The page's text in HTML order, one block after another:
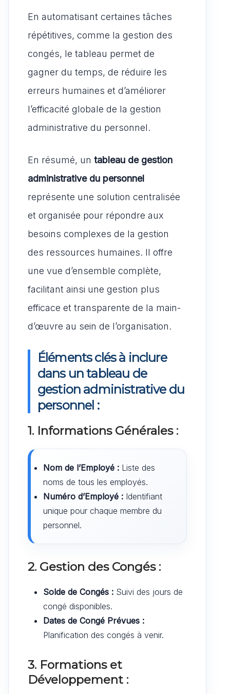
En automatisant certaines tâches
répétitives, comme la gestion des
congés, le tableau permet de
gagner du temps, de réduire les
erreurs humaines et d’améliorer
l’efficacité globale de la gestion
administrative du personnel.
En résumé, un tableau de gestion
administrative du personnel
représente une solution centralisée
et organisée pour répondre aux
besoins complexes de la gestion
des ressources humaines. Il offre
une vue d’ensemble complète,
facilitant ainsi une gestion plus
efficace et transparente de la main-
d’œuvre au sein de l’organisation.
Éléments clés à inclure
dans un tableau de
gestion administrative du
personnel :
1. Informations Générales :
Nom de l’Employé : Liste des
noms de tous les employés.
Numéro d’Employé : Identifiant
unique pour chaque membre du
personnel.
2. Gestion des Congés :
Solde de Congés : Suivi des jours de
congé disponibles.
Dates de Congé Prévues :
Planification des congés à venir.
3. Formations et
Développement :